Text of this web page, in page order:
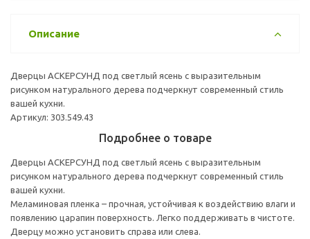
Описание
Дверцы АСКЕРСУНД под светлый ясень с выразительным
рисунком натурального дерева подчеркнут современный стиль
вашей кухни.
Артикул: 303.549.43
Подробнее о товаре
Дверцы АСКЕРСУНД под светлый ясень с выразительным
рисунком натурального дерева подчеркнут современный стиль
вашей кухни.
Меламиновая пленка – прочная, устойчивая к воздействию влаги и
появлению царапин поверхность. Легко поддерживать в чистоте.
Дверцу можно установить справа или слева.